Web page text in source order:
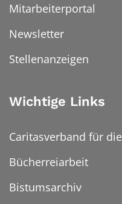
Mitarbeiterportal
Newsletter
Stellenanzeigen
Wichtige Links
Caritasverband für
Bücherreiarbeit
Bistumsarchiv